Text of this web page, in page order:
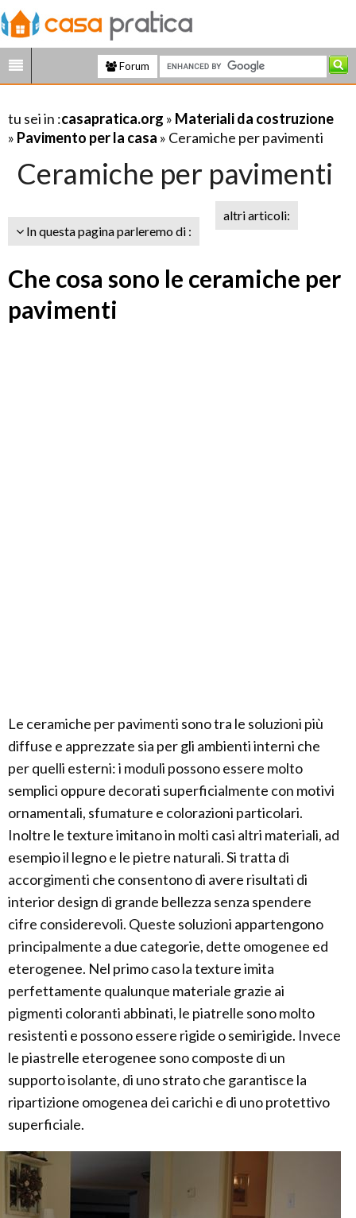
Forum
tu sei in :casapratica.org » Materiali da costruzione
» Pavimento per la casa » Ceramiche per pavimenti
Ceramiche per pavimenti
In questa pagina parleremo di :
altri articoli:
Che cosa sono le ceramiche per
pavimenti
Le ceramiche per pavimenti sono tra le soluzioni più
diffuse e apprezzate sia per gli ambienti interni che
per quelli esterni: i moduli possono essere molto
semplici oppure decorati superficialmente con motivi
ornamentali, sfumature e colorazioni particolari.
Inoltre le texture imitano in molti casi altri materiali, ad
esempio il legno e le pietre naturali. Si tratta di
accorgimenti che consentono di avere risultati di
interior design di grande bellezza senza spendere
cifre considerevoli. Queste soluzioni appartengono
principalmente a due categorie, dette omogenee ed
eterogenee. Nel primo caso la texture imita
perfettamente qualunque materiale grazie ai
pigmenti coloranti abbinati, le piatrelle sono molto
resistenti e possono essere rigide o semirigide. Invece
le piastrelle eterogenee sono composte di un
supporto isolante, di uno strato che garantisce la
ripartizione omogenea dei carichi e di uno protettivo
superficiale.